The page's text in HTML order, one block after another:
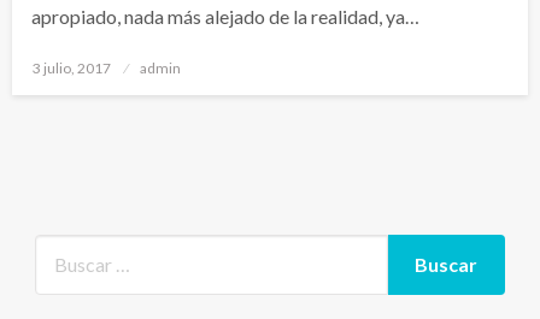
apropiado, nada más alejado de la realidad, ya…
Publicado
3 julio, 2017 admin